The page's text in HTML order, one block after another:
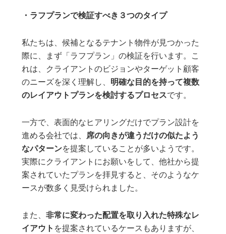
・ラフプランで検証すべき３つのタイプ
私たちは、候補となるテナント物件が見つかった
際に、まず「ラフプラン」の検証を行います。こ
れは、クライアントのビジョンやターゲット顧客
のニーズを深く理解し、 明確な目的を持って複数
のレイアウトプランを検討するプロセスです。
一方で、表面的なヒアリングだけでプラン設計を
進める会社では、 席の向きが違うだけの似たよう
なパターンを提案していることが多いようです。
実際にクライアントにお願いをして、他社から提
案されていたプランを拝見すると、そのようなケ
ースが数多く見受けられました。
また、非常に変わった配置を取り入れた特殊なレ
イアウト を提案されているケースもありますが、